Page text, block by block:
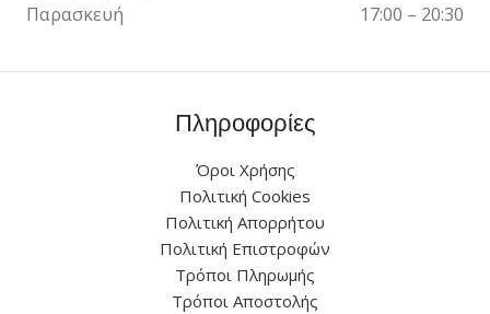
Παρασκευή
17:00 – 20:30
Πληροφορίες
Όροι Χρήσης
Πολιτική Cookies
Πολιτική Απορρήτου
Πολιτική Επιστροφών
Τρόποι Πληρωμής
Τρόποι Αποστολής